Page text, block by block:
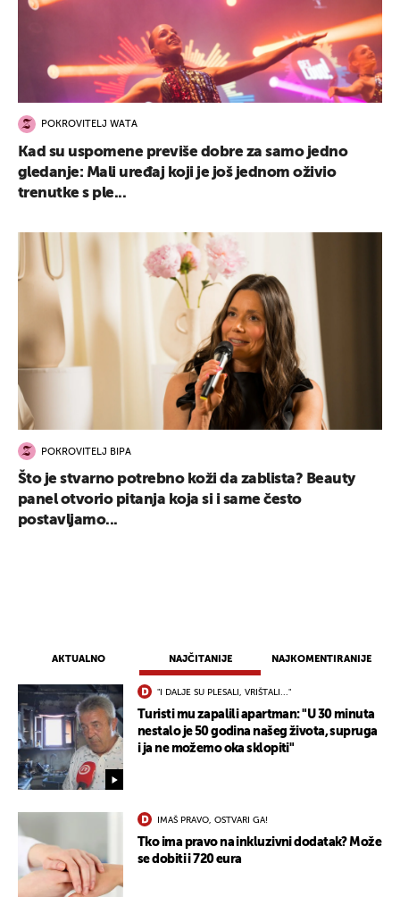
AKTUALNO NAJČITANIJE NAJKOMENTIRANIJE
"I DALJE SU PLESALI, VRIŠTALI..."
Turisti mu zapalili apartman: "U 30 minuta
nestalo je 50 godina našeg života, supruga
i ja ne možemo oka sklopiti"
IMAŠ PRAVO, OSTVARI GA!
Tko ima pravo na inkluzivni dodatak? Može
se dobiti i 720 eura
POKROVITELJ WATA
Kad su uspomene previše dobre za samo jedno
gledanje: Mali uređaj koji je još jednom oživio
trenutke s ple...
POKROVITELJ BIPA
Što je stvarno potrebno koži da zablista? Beauty
panel otvorio pitanja koja si i same često
postavljamo...